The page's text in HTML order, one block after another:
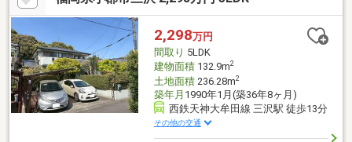
レが２か所、シャワー付き洗面化粧台と快適な日常を支える充実
した新調の設備が整っています。さらに、プライベート感あふれ
る中庭やお庭、愛車を守る屋根付き駐車場も備え、ご家族の笑顔
あふれる憩いの時間も広がります。周辺環境も整ったこの心地よ
い住まいです。
2,298万円
間取り 5LDK
建物面積132.9m2
土地面積236.28m2
築年月 1990年1月(築36年8ヶ月)
西鉄天神大牟田線 三沢駅 徒歩13分
その他の交通